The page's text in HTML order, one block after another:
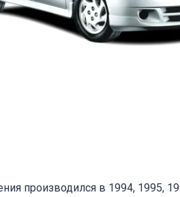
производился в 1994, 1995,